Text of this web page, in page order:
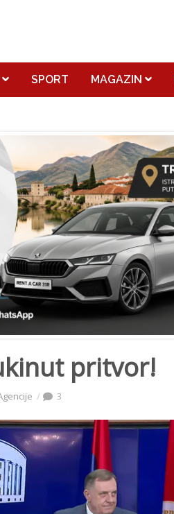
SPORT MAGAZIN
pritvor!
3